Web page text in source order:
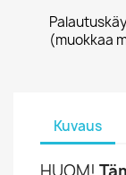
(muokkaa
Kuvaus